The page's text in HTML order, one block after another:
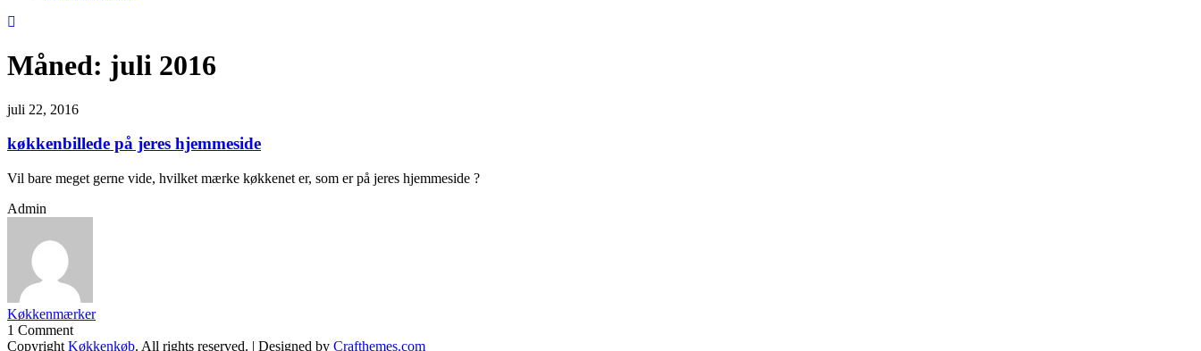
Måned: juli 2016
juli 22, 2016
køkkenbillede på jeres hjemmeside
Vil bare meget gerne vide, hvilket mærke køkkenet er, som er på jeres hjemmeside ?
Admin
Køkkenmærker
1 Comment
Copyright Køkkenkøb. All rights reserved. | Designed by Crafthemes.com